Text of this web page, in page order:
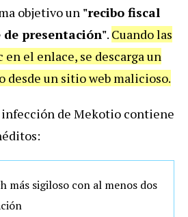
objetivo un "recibo fiscal
presentación". Cuando las
el enlace, se descarga un
desde un sitio web malicioso.
de Mekotio contiene
más sigiloso con al menos dos